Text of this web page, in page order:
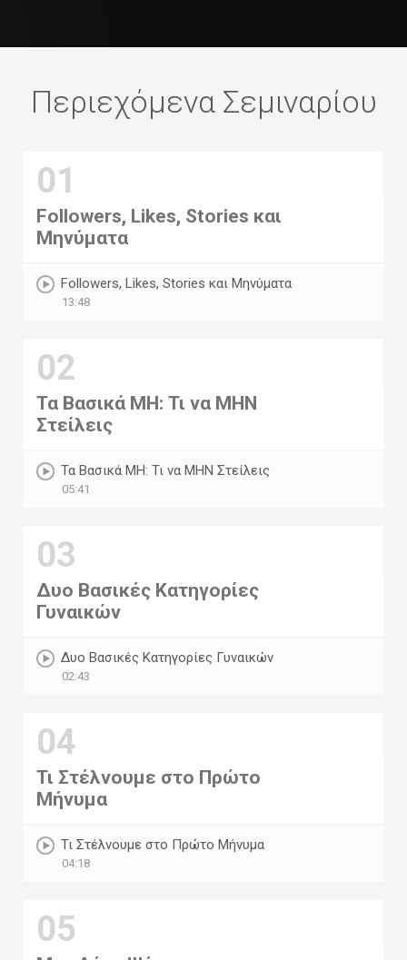
Περιεχόμενα Σεμιναρίου
01
Followers, Likes, Stories και
Μηνύματα
Followers, Likes, Stories και Μηνύματα
13:48
02
Τα Βασικά ΜΗ: Τι να ΜΗΝ
Στείλεις
Τα Βασικά ΜΗ: Τι να ΜΗΝ Στείλεις
05:41
03
Δυο Βασικές Κατηγορίες
Γυναικών
Δυο Βασικές Κατηγορίες Γυναικών
02:43
04
Τι Στέλνουμε στο Πρώτο
Μήνυμα
Τι Στέλνουμε στο Πρώτο Μήνυμα
04:18
05